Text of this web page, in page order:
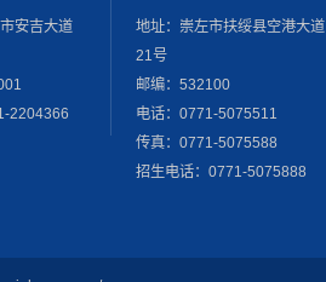
安吉大道
2204366
地址：崇左市扶绥县空港大道
21号
邮编：532100
电话：0771-5075511
传真：0771-5075588
招生电话：0771-5075888